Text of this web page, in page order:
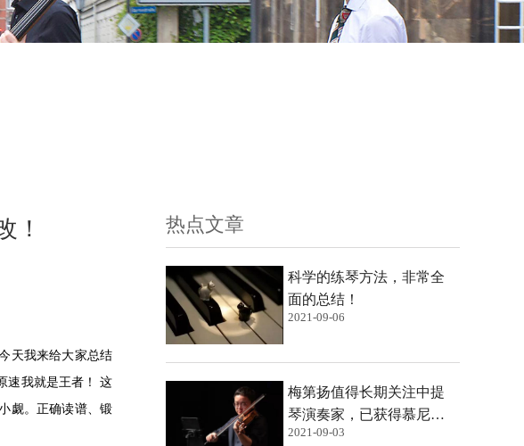
！
天我来给大家总结
速我就是王者！ 这
觑。正确读谱、锻
热点文章
科学的练琴方法，非常全
面的总结！
2021-09-06
梅第扬值得长期关注中提
琴演奏家，已获得慕尼黑
爱乐乐团终身首席的职位
2021-09-03